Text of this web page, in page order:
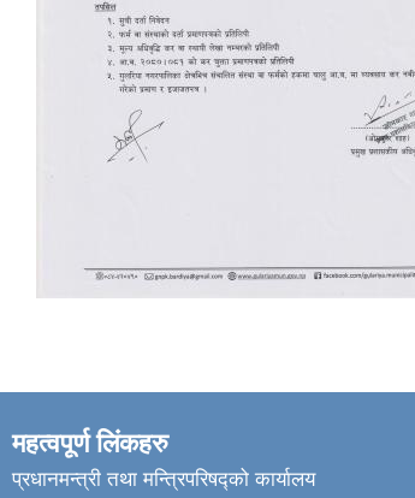
महत्वपूर्ण लिंकहरु
प्रधानमन्त्री तथा मन्त्रिपरिषद्को कार्यालय